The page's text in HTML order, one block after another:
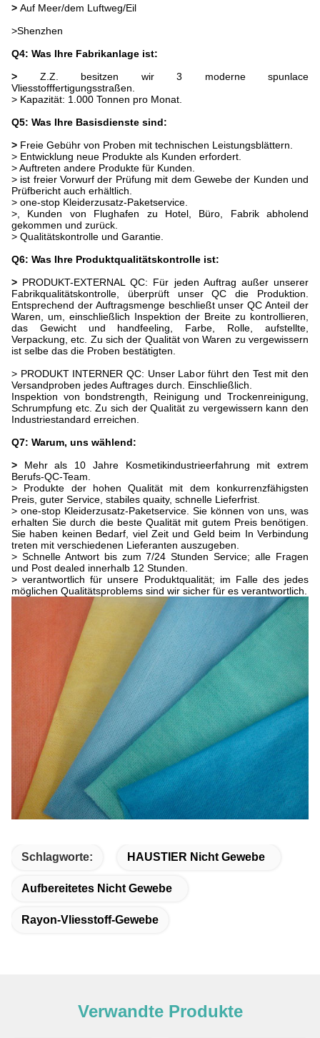
> Auf Meer/dem Luftweg/Eil
>Shenzhen
Q4: Was Ihre Fabrikanlage ist:
> Z.Z. besitzen wir 3 moderne spunlace
Vliesstofffertigungsstraßen.
> Kapazität: 1.000 Tonnen pro Monat.
Q5: Was Ihre Basisdienste sind:
> Freie Gebühr von Proben mit technischen Leistungsblättern.
> Entwicklung neue Produkte als Kunden erfordert.
> Auftreten andere Produkte für Kunden.
> ist freier Vorwurf der Prüfung mit dem Gewebe der Kunden und
Prüfbericht auch erhältlich.
> one-stop Kleiderzusatz-Paketservice.
>, Kunden von Flughafen zu Hotel, Büro, Fabrik abholend
gekommen und zurück.
> Qualitätskontrolle und Garantie.
Q6: Was Ihre Produktqualitätskontrolle ist:
> PRODUKT-EXTERNAL QC: Für jeden Auftrag außer unserer
Fabrikqualitätskontrolle, überprüft unser QC die Produktion.
Entsprechend der Auftragsmenge beschließt unser QC Anteil der
Waren, um, einschließlich Inspektion der Breite zu kontrollieren,
das Gewicht und handfeeling, Farbe, Rolle, aufstellte,
Verpackung, etc. Zu sich der Qualität von Waren zu vergewissern
ist selbe das die Proben bestätigten.
> PRODUKT INTERNER QC: Unser Labor führt den Test mit den
Versandproben jedes Auftrages durch. Einschließlich.
Inspektion von bondstrength, Reinigung und Trockenreinigung,
Schrumpfung etc. Zu sich der Qualität zu vergewissern kann den
Industriestandard erreichen.
Q7: Warum, uns wählend:
> Mehr als 10 Jahre Kosmetikindustrieerfahrung mit extrem
Berufs-QC-Team.
> Produkte der hohen Qualität mit dem konkurrenzfähigsten
Preis, guter Service, stabiles quaity, schnelle Lieferfrist.
> one-stop Kleiderzusatz-Paketservice. Sie können von uns, was
erhalten Sie durch die beste Qualität mit gutem Preis benötigen.
Sie haben keinen Bedarf, viel Zeit und Geld beim In Verbindung
treten mit verschiedenen Lieferanten auszugeben.
> Schnelle Antwort bis zum 7/24 Stunden Service; alle Fragen
und Post dealed innerhalb 12 Stunden.
> verantwortlich für unsere Produktqualität; im Falle des jedes
möglichen Qualitätsproblems sind wir sicher für es verantwortlich.
Schlagworte: HAUSTIER Nicht Gewebe
Aufbereitetes Nicht Gewebe
Rayon-Vliesstoff-Gewebe
Verwandte Produkte